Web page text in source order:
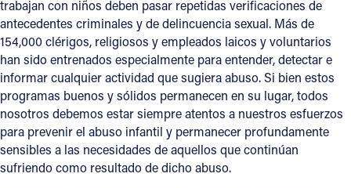
trabajan con niños deben pasar repetidas verificaciones de
antecedentes criminales y de delincuencia sexual. Más de
154,000 clérigos, religiosos y empleados laicos y voluntarios
han sido entrenados especialmente para entender, detectar e
informar cualquier actividad que sugiera abuso. Si bien estos
programas buenos y sólidos permanecen en su lugar, todos
nosotros debemos estar siempre atentos a nuestros esfuerzos
para prevenir el abuso infantil y permanecer profundamente
sensibles a las necesidades de aquellos que continúan
sufriendo como resultado de dicho abuso.